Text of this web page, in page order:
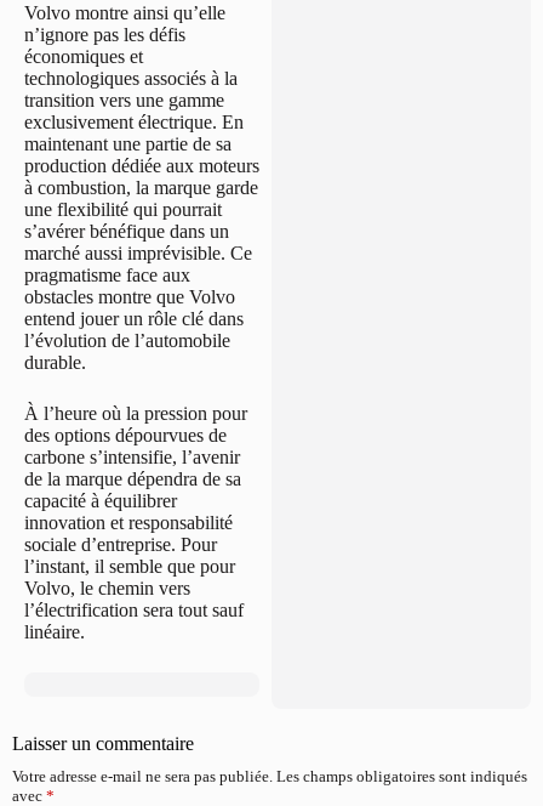
Volvo montre ainsi qu’elle
n’ignore pas les défis
économiques et
technologiques associés à la
transition vers une gamme
exclusivement électrique. En
maintenant une partie de sa
production dédiée aux moteurs
à combustion, la marque garde
une flexibilité qui pourrait
s’avérer bénéfique dans un
marché aussi imprévisible. Ce
pragmatisme face aux
obstacles montre que Volvo
entend jouer un rôle clé dans
l’évolution de l’automobile
durable.
À l’heure où la pression pour
des options dépourvues de
carbone s’intensifie, l’avenir
de la marque dépendra de sa
capacité à équilibrer
innovation et responsabilité
sociale d’entreprise. Pour
l’instant, il semble que pour
Volvo, le chemin vers
l’électrification sera tout sauf
linéaire.
Laisser un commentaire
Votre adresse e-mail ne sera pas publiée. Les champs obligatoires sont indiqués
avec *